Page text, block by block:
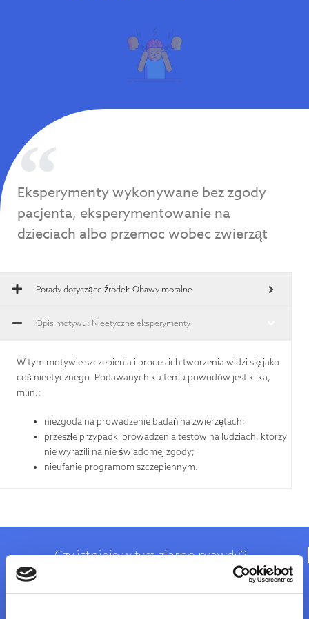
Eksperymenty wykonywane bez zgody
pacjenta, eksperymentowanie na
dzieciach albo przemoc wobec zwierząt
Porady dotyczące źródeł: Obawy moralne
Opis motywu: Nieetyczne eksperymenty
W tym motywie szczepienia i proces ich tworzenia widzi się jako
coś nieetycznego. Podawanych ku temu powodów jest kilka,
m.in.:
niezgoda na prowadzenie badań na zwierzętach;
przeszłe przypadki prowadzenia testów na ludziach, którzy
nie wyrazili na nie świadomej zgody;
nieufanie programom szczepiennym.
Czy istnieje w tym ziarno prawdy?